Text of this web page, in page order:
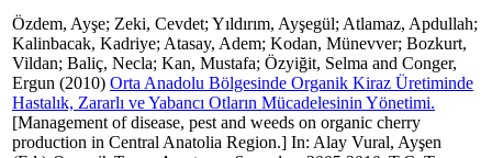
Özdem, Ayşe; Zeki, Cevdet; Yıldırım, Ayşegül; Atlamaz, Apdullah;
Kalinbacak, Kadriye; Atasay, Adem; Kodan, Münevver; Bozkurt,
Vildan; Baliç, Necla; Kan, Mustafa; Özyiğit, Selma and Conger,
Ergun (2010) Orta Anadolu Bölgesinde Organik Kiraz Üretiminde
Hastalık, Zararlı ve Yabancı Otların Mücadelesinin Yönetimi.
[Management of disease, pest and weeds on organic cherry
production in Central Anatolia Region.] In: Alay Vural, Ayşen